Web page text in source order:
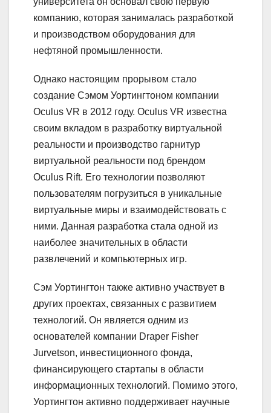
компанию, которая занималась разработкой
и производством оборудования для
нефтяной промышленности.
Однако настоящим прорывом стало
создание Сэмом Уортингтоном компании
Oculus VR в 2012 году. Oculus VR известна
своим вкладом в разработку виртуальной
реальности и производство гарнитур
виртуальной реальности под брендом
Oculus Rift. Его технологии позволяют
пользователям погрузиться в уникальные
виртуальные миры и взаимодействовать с
ними. Данная разработка стала одной из
наиболее значительных в области
развлечений и компьютерных игр.
Сэм Уортингтон также активно участвует в
других проектах, связанных с развитием
технологий. Он является одним из
основателей компании Draper Fisher
Jurvetson, инвестиционного фонда,
финансирующего стартапы в области
информационных технологий. Помимо этого,
Уортингтон активно поддерживает научные